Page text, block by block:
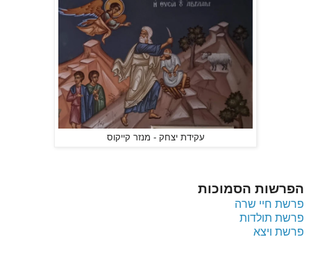
עקידת יצחק - מנזר קייקוס
הפרשות הסמוכות
פרשת חיי שרה
פרשת תולדות
פרשת ויצא